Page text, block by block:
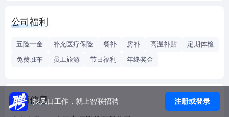
公司全面实施人才强企战略，贯彻落实科学发展观，以加快
军型创新人才，公司已具备较强的专业研发和生产经验。
趋势，积极与上海电缆研究所、国家电网公司武汉高压研究
所、上海交大、西安交大和哈尔滨理工大学等研究院所开展
公司福利
五险一金 补充医疗保险 餐补 房补 高温补贴
定期体检
免费班车
员工旅游 节日福利 年终奖金
工商信息找风口工作，就上智联招聘 注册或登录